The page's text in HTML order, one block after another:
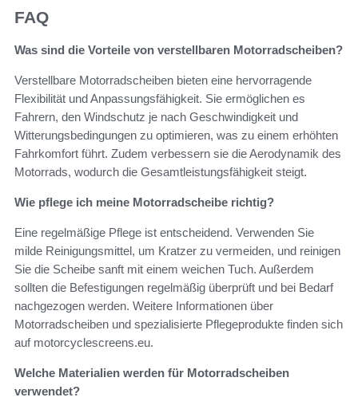
FAQ
Was sind die Vorteile von verstellbaren Motorradscheiben?
Verstellbare Motorradscheiben bieten eine hervorragende
Flexibilität und Anpassungsfähigkeit. Sie ermöglichen es
Fahrern, den Windschutz je nach Geschwindigkeit und
Witterungsbedingungen zu optimieren, was zu einem erhöhten
Fahrkomfort führt. Zudem verbessern sie die Aerodynamik des
Motorrads, wodurch die Gesamtleistungsfähigkeit steigt.
Wie pflege ich meine Motorradscheibe richtig?
Eine regelmäßige Pflege ist entscheidend. Verwenden Sie
milde Reinigungsmittel, um Kratzer zu vermeiden, und reinigen
Sie die Scheibe sanft mit einem weichen Tuch. Außerdem
sollten die Befestigungen regelmäßig überprüft und bei Bedarf
nachgezogen werden. Weitere Informationen über
Motorradscheiben und spezialisierte Pflegeprodukte finden sich
auf motorcyclescreens.eu.
Welche Materialien werden für Motorradscheiben
verwendet?